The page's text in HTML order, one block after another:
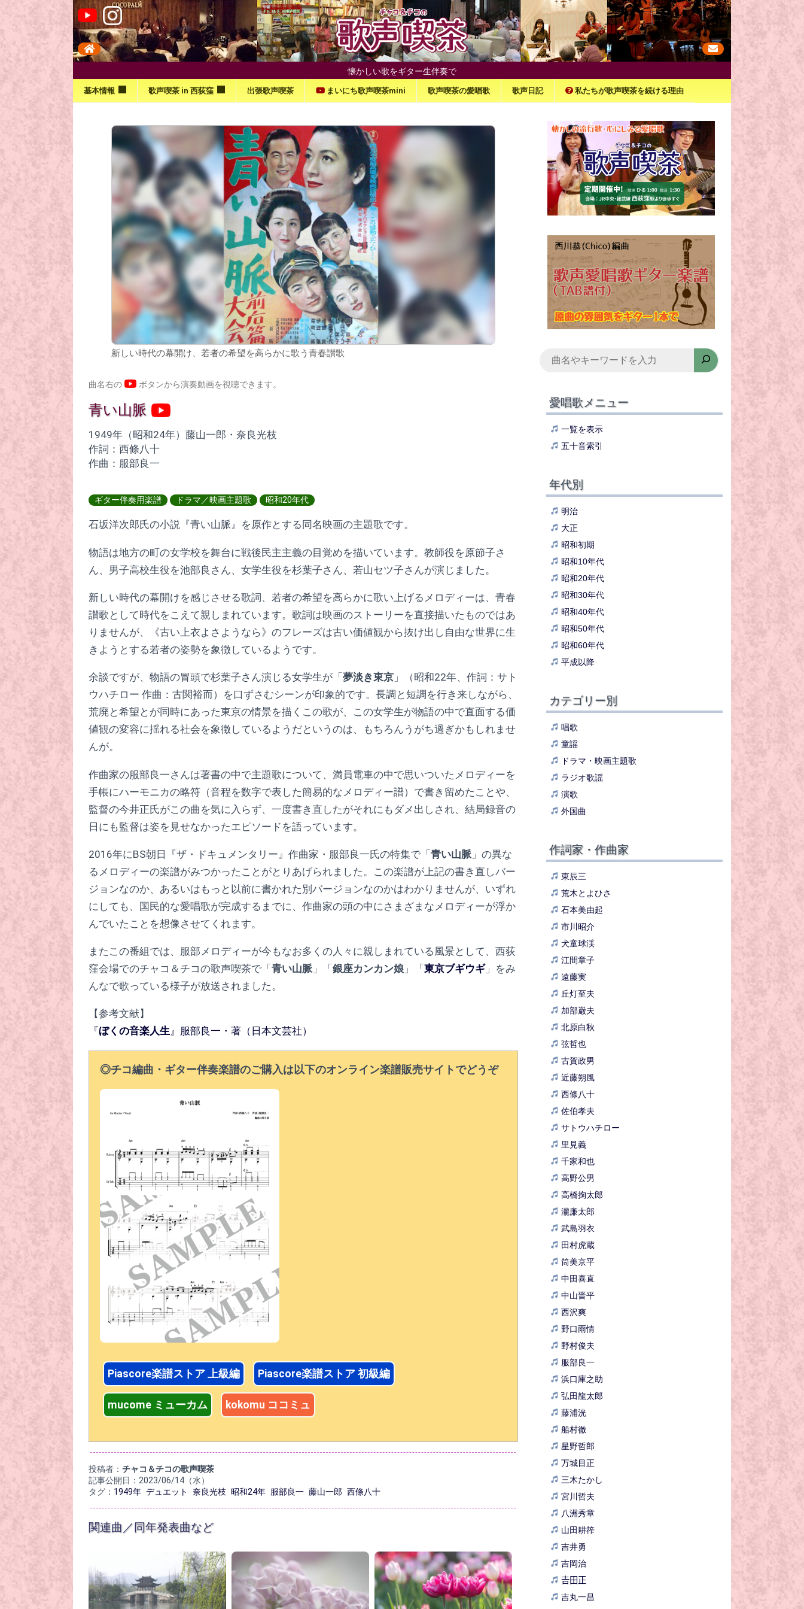
懐かしい歌をギター生伴奏で
基本情報 歌声喫茶 in 西荻窪 出張歌声喫茶 まいにち歌声喫茶mini 歌声喫茶の愛唱歌 歌声日記 私たちが歌声喫茶を続ける理由
新しい時代の幕開け、若者の希望を高らかに歌う青春讃歌
曲名右の ボタンから演奏動画を視聴できます。
青い山脈
1949年（昭和24年）藤山一郎・奈良光枝
作詞：西條八十
作曲：服部良一
ギター伴奏用楽譜 ドラマ／映画主題歌 昭和20年代
石坂洋次郎氏の小説『青い山脈』を原作とする同名映画の主題歌です。
物語は地方の町の女学校を舞台に戦後民主主義の目覚めを描いています。教師役を原節子さ
ん、男子高校生役を池部良さん、女学生役を杉葉子さん、若山セツ子さんが演じました。
新しい時代の幕開けを感じさせる歌詞、若者の希望を高らかに歌い上げるメロディーは、青春
讃歌として時代をこえて親しまれています。歌詞は映画のストーリーを直接描いたものではあ
りませんが、《古い上衣よさようなら》のフレーズは古い価値観から抜け出し自由な世界に生
きようとする若者の姿勢を象徴しているようです。
余談ですが、物語の冒頭で杉葉子さん演じる女学生が「 夢淡き東京」（昭和22年、作詞：サト
ウハチロー 作曲：古関裕而）を口ずさむシーンが印象的です。長調と短調を行き来しながら、
荒廃と希望とが同時にあった東京の情景を描くこの歌が、この女学生が物語の中で直面する価
値観の変容に揺れる社会を象徴しているようだというのは、もちろんうがち過ぎかもしれませ
んが。
作曲家の服部良一さんは著書の中で主題歌について、満員電車の中で思いついたメロディーを
手帳にハーモニカの略符（音程を数字で表した簡易的なメロディー譜）で書き留めたことや、
監督の今井正氏がこの曲を気に入らず、一度書き直したがそれにもダメ出しされ、結局録音の
日にも監督は姿を見せなかったエピソードを語っています。
2016年にBS朝日『ザ・ドキュメンタリー』作曲家・服部良一氏の特集で「青い山脈」の異な
るメロディーの楽譜がみつかったことがとりあげられました。この楽譜が上記の書き直しバー
ジョンなのか、あるいはもっと以前に書かれた別バージョンなのかはわかりませんが、いずれ
にしても、国民的な愛唱歌が完成するまでに、作曲家の頭の中にさまざまなメロディーが浮か
んでいたことを想像させてくれます。
またこの番組では、服部メロディーが今もなお多くの人々に親しまれている風景として、西荻
窪会場でのチャコ＆チコの歌声喫茶で「 青い山脈」「 銀座カンカン娘」「 東京ブギウギ」をみ
んなで歌っている様子が放送されました。
【参考文献】
『ぼくの音楽人生』服部良一・著（日本文芸社）
◎チコ編曲・ギター伴奏楽譜のご購入は以下のオンライン楽譜販売サイトでどうぞ
Piascore楽譜ストア 上級編 Piascore楽譜ストア 初級編
mucome ミューカム kokomu ココミュ
投稿者： チャコ＆チコの歌声喫茶
記事公開日：2023/06/14（水）
タグ： 1949年 デュエット 奈良光枝 昭和24年 服部良一 藤山一郎 西條八十
関連曲／同年発表曲など
愛唱歌メニュー
一覧を表示
五十音索引
年代別
明治
大正
昭和初期
昭和10年代
昭和20年代
昭和30年代
昭和40年代
昭和50年代
昭和60年代
平成以降
カテゴリー別
唱歌
童謡
ドラマ・映画主題歌
ラジオ歌謡
演歌
外国曲
作詞家・作曲家
東辰三
荒木とよひさ
石本美由起
市川昭介
犬童球渓
江間章子
遠藤実
丘灯至夫
加部巌夫
北原白秋
弦哲也
古賀政男
近藤朔風
西條八十
佐伯孝夫
サトウハチロー
里見義
千家和也
高野公男
高橋掬太郎
瀧廉太郎
武島羽衣
田村虎蔵
筒美京平
中田喜直
中山晋平
西沢爽
野口雨情
野村俊夫
服部良一
浜口庫之助
弘田龍太郎
藤浦洸
船村徹
星野哲郎
万城目正
三木たかし
宮川哲夫
八洲秀章
山田耕筰
吉井勇
吉岡治
𠮷田正
吉丸一昌